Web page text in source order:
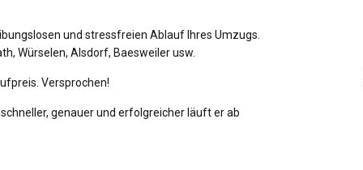
und stressfreien Ablauf Ihres Umzugs.
Würselen, Alsdorf, Baesweiler usw.
Versprochen!
genauer und erfolgreicher läuft er ab